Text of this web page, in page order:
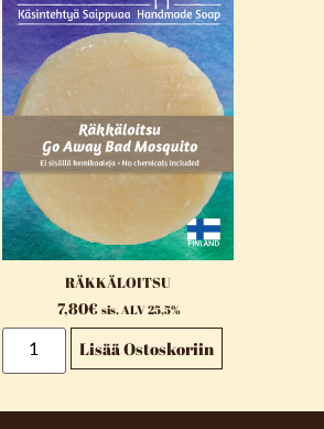
RÄKKÄLOITSU
7,80€ sis. ALV 25,5%
Lisää Ostoskoriin